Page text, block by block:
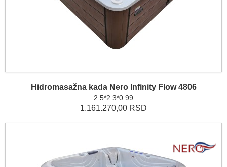
Hidromasažna kada Nero Infinity Flow 4806
2.5*2.3*0.99
1.161.270,00 RSD